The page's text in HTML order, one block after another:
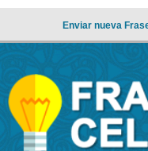
Enviar nueva